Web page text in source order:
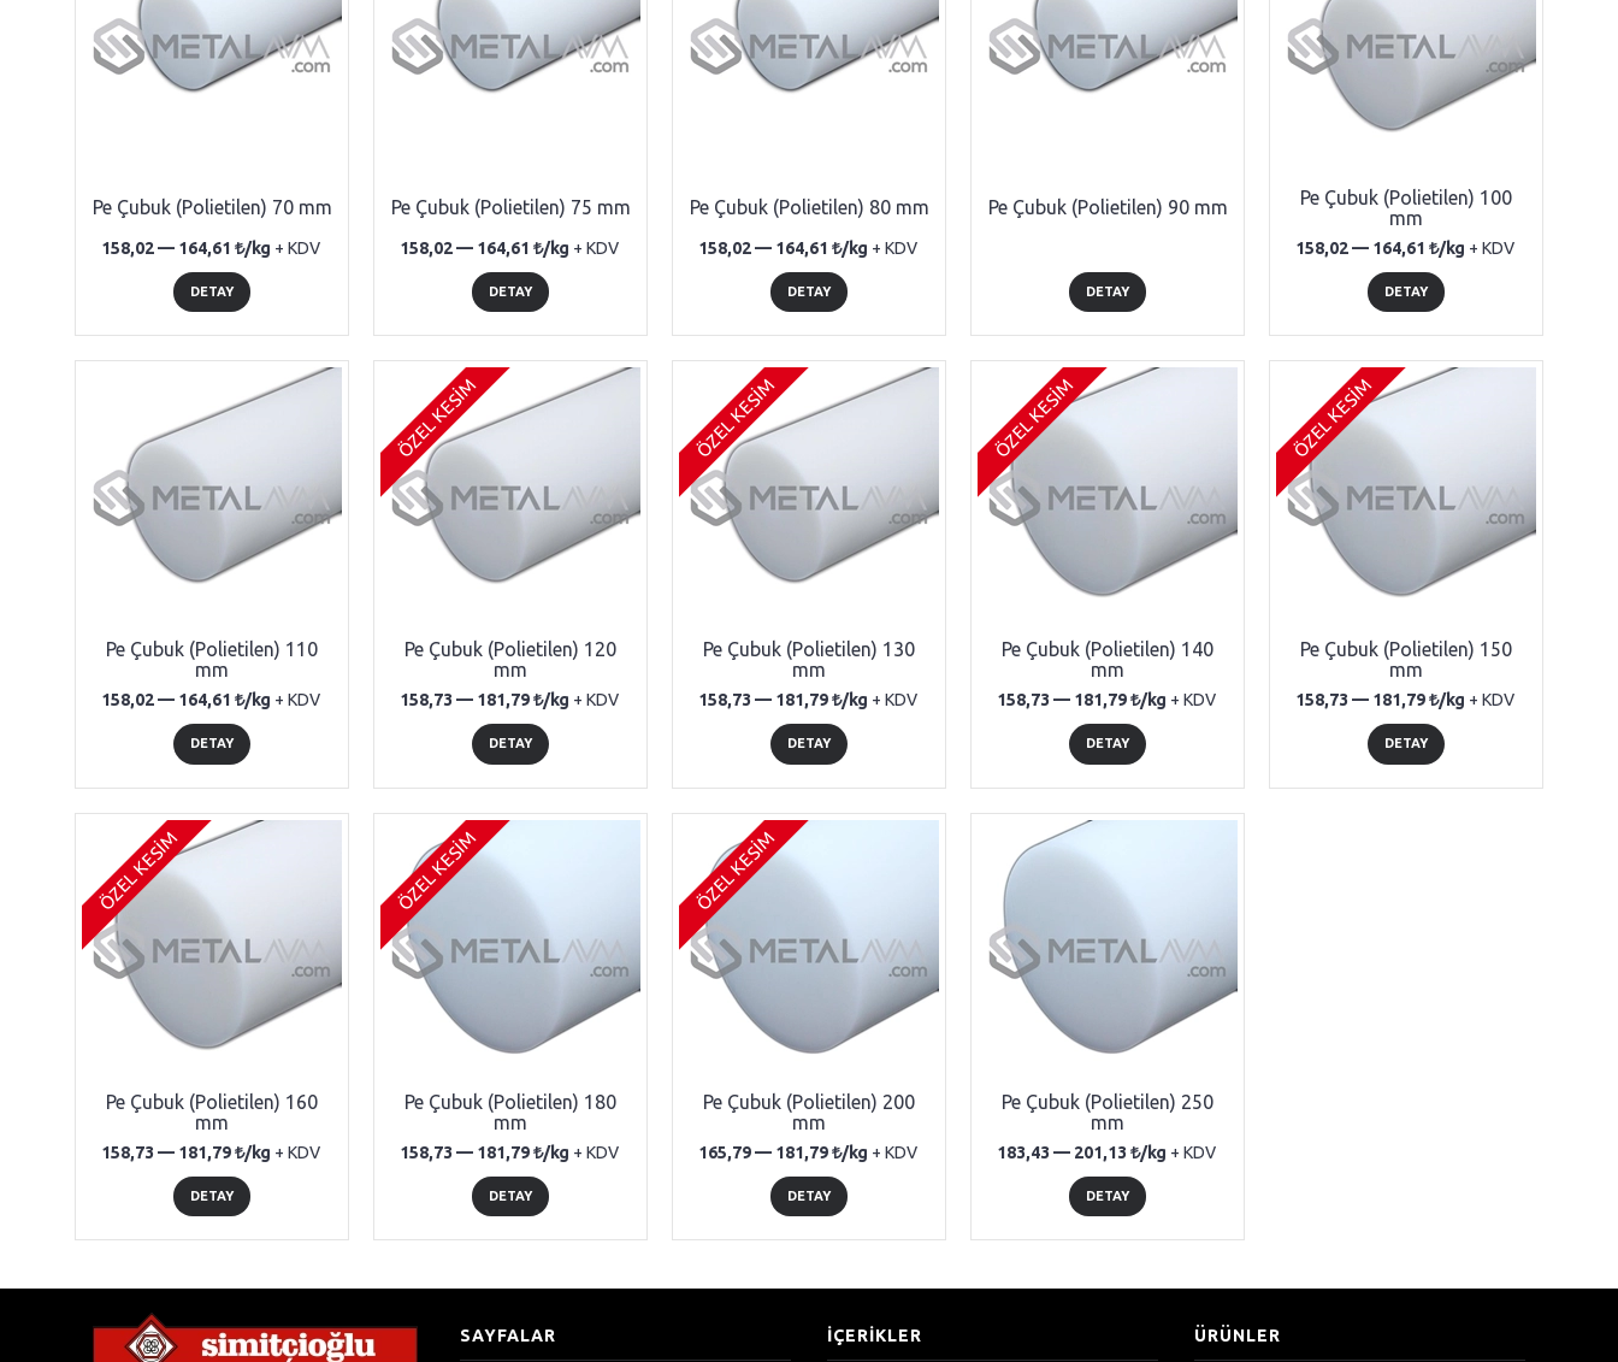
Pe Çubuk (Polietilen) 70 mm
158,02 — 164,61 /kg + KDV
DETAY
Pe Çubuk (Polietilen) 75 mm
158,02 — 164,61 /kg + KDV
DETAY
Pe Çubuk (Polietilen) 80 mm
158,02 — 164,61 /kg + KDV
DETAY
Pe Çubuk (Polietilen) 90 mm
DETAY
Pe Çubuk (Polietilen) 100
mm
158,02 — 164,61 /kg + KDV
DETAY
Pe Çubuk (Polietilen) 110
mm
158,02 — 164,61 /kg + KDV
DETAY
ÖZEL KESİM
Pe Çubuk (Polietilen) 120
mm
158,73 — 181,79 /kg + KDV
DETAY
ÖZEL KESİM
Pe Çubuk (Polietilen) 130
mm
158,73 — 181,79 /kg + KDV
DETAY
ÖZEL KESİM
Pe Çubuk (Polietilen) 140
mm
158,73 — 181,79 /kg + KDV
DETAY
ÖZEL KESİM
Pe Çubuk (Polietilen) 150
mm
158,73 — 181,79 /kg + KDV
DETAY
ÖZEL KESİM
Pe Çubuk (Polietilen) 160
mm
158,73 — 181,79 /kg + KDV
DETAY
ÖZEL KESİM
Pe Çubuk (Polietilen) 180
mm
158,73 — 181,79 /kg + KDV
DETAY
ÖZEL KESİM
Pe Çubuk (Polietilen) 200
mm
165,79 — 181,79 /kg + KDV
DETAY
Pe Çubuk (Polietilen) 250
mm
183,43 — 201,13 /kg + KDV
DETAY
SAYFALAR İÇERİKLER ÜRÜNLER